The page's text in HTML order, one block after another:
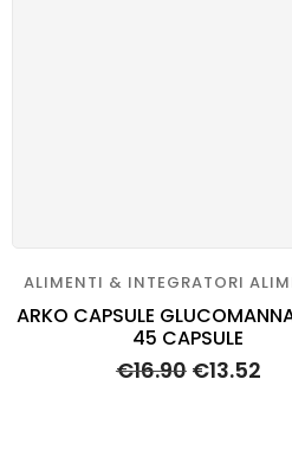
ALIMENTI & INTEGRATORI
ARKO CAPSULE
45 CAPSULE
€16.90 €13.52